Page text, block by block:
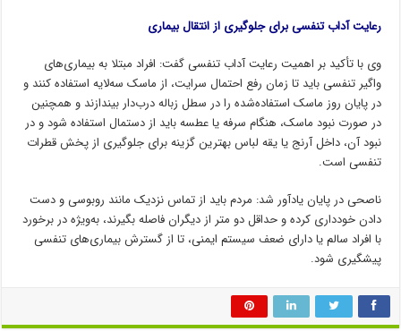
رعایت آداب تنفسی برای جلوگیری از انتقال بیماری
وی با تأکید بر اهمیت رعایت آداب تنفسی گفت: افراد مبتلا به بیماری‌های
واگیر تنفسی باید تا زمان رفع احتمال سرایت، از ماسک سه‌لایه استفاده کنند و
در پایان روز ماسک استفاده‌شده را در سطل زباله درب‌دار بیندازند و همچنین
در صورت نبود ماسک، هنگام سرفه یا عطسه باید از دستمال استفاده شود و در
نبود آن، داخل آرنج یا یقه لباس بهترین گزینه برای جلوگیری از پخش قطرات
تنفسی است.
ناصحی در پایان یادآور شد: مردم باید از تماس نزدیک مانند روبوسی و دست
دادن خودداری کرده و حداقل دو متر از دیگران فاصله بگیرند، به‌ویژه در برخورد
با افراد سالم یا دارای ضعف سیستم ایمنی، تا از گسترش بیماری‌های تنفسی
پیشگیری شود.